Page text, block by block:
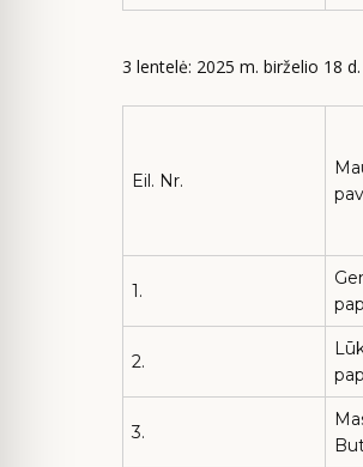
3 lentelė: 2025 m. birželio 18
Eil. Nr.
1.
2.
3.